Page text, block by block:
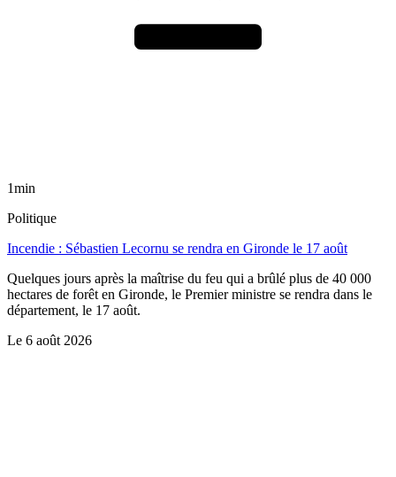
1min
Politique
Incendie : Sébastien Lecornu se rendra en Gironde le 17 août
Quelques jours après la maîtrise du feu qui a brûlé plus de 40 000
hectares de forêt en Gironde, le Premier ministre se rendra dans le
département, le 17 août.
Le 6 août 2026